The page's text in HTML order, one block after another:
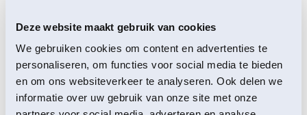
Deze website maakt gebruik van cookies
We gebruiken cookies om content en advertenties te
personaliseren, om functies voor social media te bieden
en om ons websiteverkeer te analyseren. Ook delen we
informatie over uw gebruik van onze site met onze
Onderweg fiets je langs fraaie landschappen en wordt
regelmatig gestopt bij bijzondere plekken. De gidsen
vertellen over de natuur, het landschap en de
geschiedenis van het gebied. Met een beetje geluk
kom je onderweg opvallende vogels, bijzondere
planten of andere natuurverschijnselen tegen.